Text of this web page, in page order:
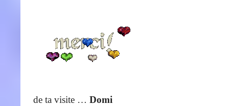
de ta visite … Domi